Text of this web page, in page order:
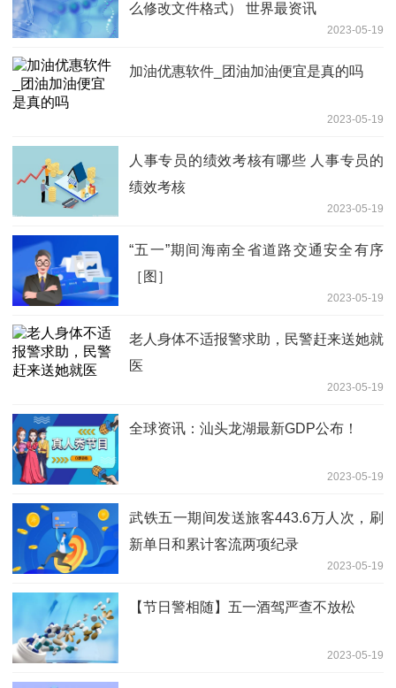
么修改文件格式） 世界最资讯
2023-05-19
加油优惠软件_团油加油便宜是真的吗
2023-05-19
人事专员的绩效考核有哪些 人事专员的
绩效考核
2023-05-19
“五一”期间海南全省道路交通安全有序
［图］
2023-05-19
老人身体不适报警求助，民警赶来送她就
医
2023-05-19
全球资讯：汕头龙湖最新GDP公布！
2023-05-19
武铁五一期间发送旅客443.6万人次，刷
新单日和累计客流两项纪录
2023-05-19
【节日警相随】五一酒驾严查不放松
2023-05-19